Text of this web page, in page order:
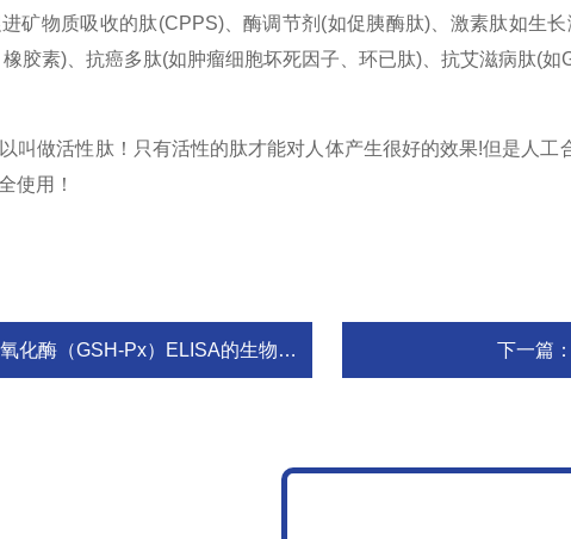
矿物质吸收的肽(CPPS)、酶调节剂(如促胰酶肽)、激素肽如生
胶素)、抗癌多肽(如肿瘤细胞坏死因子、环已肽)、抗艾滋病肽(如
叫做活性肽！只有活性的肽才能对人体产生很好的效果!但是人
使用！
酶（GSH-Px）ELISA的生物学作用 下一篇：